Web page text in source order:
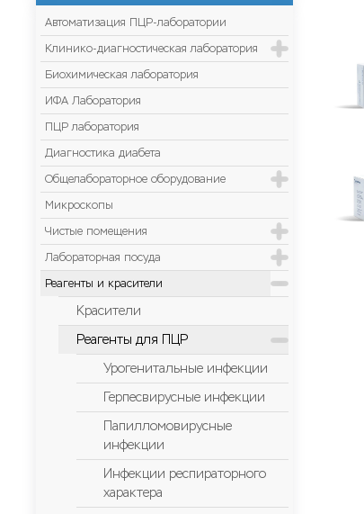
Автоматизация ПЦР-лаборатории
Клинико-диагностическая лаборатория
Биохимическая лаборатория
ИФА Лаборатория
ПЦР лаборатория
Диагностика диабета
Общелабораторное оборудование
Микроскопы
Чистые помещения
Лабораторная посуда
Реагенты и красители
Красители
Реагенты для ПЦР
Урогенитальные инфекции
Герпесвирусные инфекции
Папилломовирусные
инфекции
Инфекции респираторного
характера